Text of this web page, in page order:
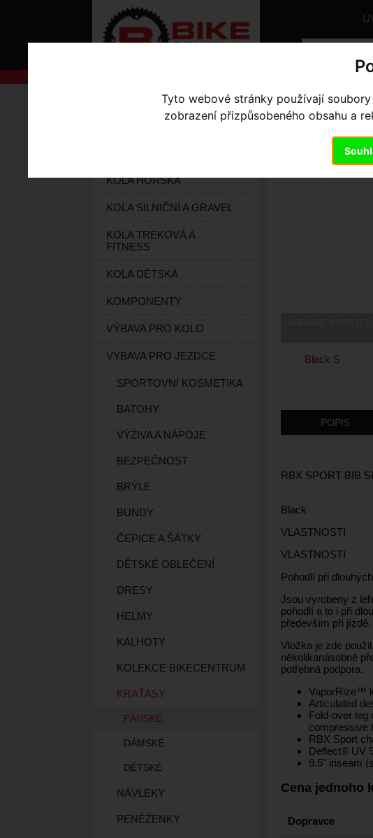
Tyto webové stránky používají
zobrazení přizpůsobeného obsahu a
KOLA HORSKÁ
KOLA SILNIČNÍ A GRAVEL
KOLA TREKOVÁ A
FITNESS
KOLA DĚTSKÁ
KOMPONENTY
VÝBAVA PRO KOLO
VÝBAVA PRO JEZDCE
SPORTOVNÍ KOSMETIKA
BATOHY
VÝŽIVA A NÁPOJE
BEZPEČNOST
BRÝLE
BUNDY
ČEPICE A ŠÁTKY
DĚTSKÉ OBLEČENÍ
DRESY
HELMY
KALHOTY
KOLEKCE BIKECENTRUM
KRAŤASY
PÁNSKÉ
DÁMSKÉ
DĚTSKÉ
NÁVLEKY
PENĚŽENKY
Úvodní strana
Black S
POPIS
RBX SPORT BIB
Black
VLASTNOSTI
VLASTNOSTI
Pohodlí při
Jsou vyrobeny z
pohodlí a to i při
především při
Vložka je zde
několikanásobné
potřebná podpora.
VaporRize™
Articulated
Fold-over leg
compressive
RBX Sport
Deflect® UV
9.5" inseam
Cena jednoho
Dopravce